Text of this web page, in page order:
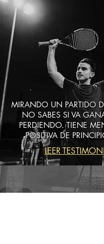
MIRANDO UN PARTIDO
NO SABES SI VA
PERDIENDO. TIENE
POSITIVA DE
LEER